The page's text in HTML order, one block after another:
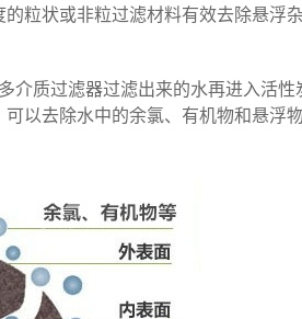
粒状或非粒过滤材料有效去除悬浮
质过滤器过滤出来的水再进入活
以去除水中的余氯、有机物和悬浮物